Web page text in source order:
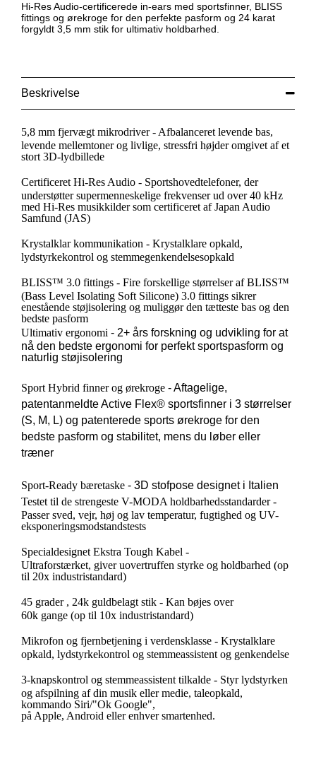
Hi-Res Audio-certificerede in-ears med sportsfinner, BLISS
fittings og ørekroge for den perfekte pasform og 24 karat
forgyldt 3,5 mm stik for ultimativ holdbarhed.
Beskrivelse
5,8 mm fjervægt mikrodriver- Afbalanceret levende bas,
levende mellemtoner og livlige, stressfri højder omgivet af et
stort 3D-lydbillede
Certificeret Hi-Res Audio - Sportshovedtelefoner, der
understøtter supermenneskelige frekvenser ud over 40 kHz
med Hi-Res musikkilder som certificeret af Japan Audio
Samfund (JAS)
Krystalklar kommunikation - Krystalklare opkald,
lydstyrkekontrol og stemmegenkendelsesopkald
BLISS™ 3.0 fittings - Fire forskellige størrelser af BLISS™
(Bass Level Isolating Soft Silicone) 3.0 fittings sikrer
enestående støjisolering og muliggør den tætteste bas og den
bedste pasform
Ultimativ ergonomi - 2+ års forskning og udvikling for at
nå den bedste ergonomi for perfekt sportspasform og
naturlig støjisolering
Sport Hybrid finner og ørekroge - Aftagelige,
patentanmeldte Active Flex® sportsfinner i 3 størrelser
(S, M, L) og patenterede sports ørekroge for den
bedste pasform og stabilitet, mens du løber eller
træner
Sport-Ready bæretaske - 3D stofpose designet i Italien
Testet til de strengeste V-MODA holdbarhedsstandarder-
Passer sved, vejr, høj og lav temperatur, fugtighed og UV-
eksponeringsmodstandstests
Specialdesignet Ekstra Tough Kabel -
Ultraforstærket, giver uovertruffen styrke og holdbarhed (op
til 20x industristandard)
45 grader , 24k guldbelagt stik - Kan bøjes over
60k gange (op til 10x industristandard)
Mikrofon og fjernbetjening i verdensklasse - Krystalklare
opkald, lydstyrkekontrol og stemmeassistent og genkendelse
3-knapskontrol og stemmeassistent tilkalde - Styr lydstyrken
og afspilning af din musik eller medie, taleopkald,
kommando Siri/"Ok Google",
på Apple, Android eller enhver smartenhed.